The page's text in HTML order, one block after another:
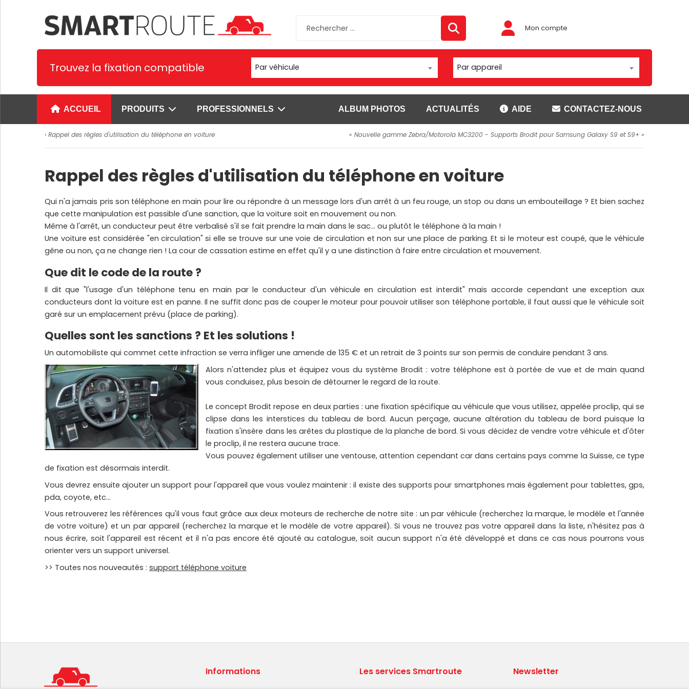
Mon compte
Trouvez la fixation compatible Par véhicule Par appareil
ACCUEIL PRODUITS
Supports spécifiques
2. Supports tablettes
3. Supports GPS
paiement
Voir plus
Supports universels
smartphones
Supports universels Carcomm
Supports prêts à l'emploi pour
smartphones
Supports universels Brodit pour
tablettes
Voir plus
Autres supports
Appareil photo/caméra
Fixation bateau
Fixations
Fixations chariot
Fixations à visser
Voir plus
Adaptateur/rotules
Adaptateurs
Adaptateurs allume-cigare
Batteries externes
Cables audio
Voir plus
Bases pour ventouses
Coque / Etui / Housse
Accessoires GPS
Voir plus
Réparation supports Samsung
Réparation supports Brodit
Réparation supports Logic
PROFESSIONNELS
SUPPORTS CYPHERLAB SUPPORTS DATALOGIC SUPPORTS DOUCHETTE ET SCANNER
SUPPORTS HONEYWELL SUPPORTS INGENICO
SUPPORTS ZEBRA CHRONOPOST
TRANSFORMATEURS ÉLECTRIQUES
ALFATRONIX
PRODUITS
ALBUM PHOTOS ACTUALITÉS AIDE CONTACTEZ-NOUS
› Rappel des règles d'utilisation du téléphone en voiture « Nouvelle gamme Zebra/Motorola MC3200 - Supports Brodit pour Samsung Galaxy S9 et S9+ »
Rappel des règles d'utilisation du téléphone en voiture
Qui n'a jamais pris son téléphone en main pour lire ou répondre à un message lors d'un arrêt à un feu rouge, un stop ou dans un embouteillage ? Et bien sachez
que cette manipulation est passible d'une sanction, que la voiture soit en mouvement ou non.
Même à l'arrêt, un conducteur peut être verbalisé s'il se fait prendre la main dans le sac... ou plutôt le téléphone à la main !
Une voiture est considérée "en circulation" si elle se trouve sur une voie de circulation et non sur une place de parking. Et si le moteur est coupé, que le véhicule
gêne ou non, ça ne change rien ! La cour de cassation estime en effet qu'il y a une distinction à faire entre circulation et mouvement.
Que dit le code de la route ?
Il dit que "l'usage d'un téléphone tenu en main par le conducteur d'un véhicule en circulation est interdit" mais accorde cependant une exception aux
conducteurs dont la voiture est en panne. Il ne suffit donc pas de couper le moteur pour pouvoir utiliser son téléphone portable, il faut aussi que le véhicule soit
garé sur un emplacement prévu (place de parking).
Quelles sont les sanctions ? Et les solutions !
Un automobiliste qui commet cette infraction se verra infliger une amende de 135 € et un retrait de 3 points sur son permis de conduire pendant 3 ans.
Alors n'attendez plus et équipez vous du système Brodit : votre téléphone est à portée de vue et de main quand
vous conduisez, plus besoin de détourner le regard de la route.
Le concept Brodit repose en deux parties : une fixation spécifique au véhicule que vous utilisez, appelée proclip, qui se
clipse dans les interstices du tableau de bord. Aucun perçage, aucune altération du tableau de bord puisque la
fixation s'insère dans les arêtes du plastique de la planche de bord. Si vous décidez de vendre votre véhicule et d'ôter
le proclip, il ne restera aucune trace.
Vous pouvez également utiliser une ventouse, attention cependant car dans certains pays comme la Suisse, ce type
de fixation est désormais interdit.
Vous devrez ensuite ajouter un support pour l'appareil que vous voulez maintenir : il existe des supports pour smartphones mais également pour tablettes, gps,
pda, coyote, etc...
Vous retrouverez les références qu'il vous faut grâce aux deux moteurs de recherche de notre site : un par véhicule (recherchez la marque, le modèle et l'année
de votre voiture) et un par appareil (recherchez la marque et le modèle de votre appareil). Si vous ne trouvez pas votre appareil dans la liste, n'hésitez pas à
nous écrire, soit l'appareil est récent et il n'a pas encore été ajouté au catalogue, soit aucun support n'a été développé et dans ce cas nous pourrons vous
orienter vers un support universel.
>> Toutes nos nouveautés : support téléphone voiture
Informations Les services Smartroute Newsletter